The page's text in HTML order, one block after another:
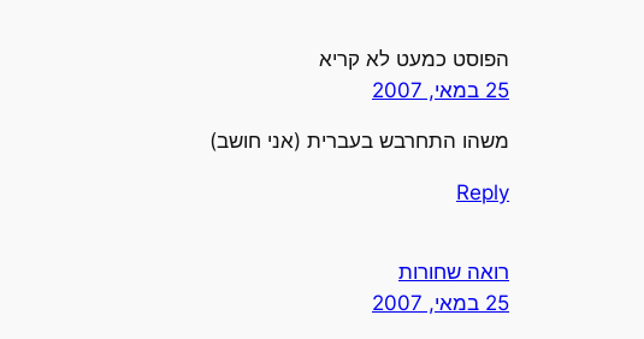
הפוסט כמעט לא קריא
25 במאי, 2007
משהו התחרבש בעברית (אני חושב)
Reply
רואה שחורות
25 במאי, 2007